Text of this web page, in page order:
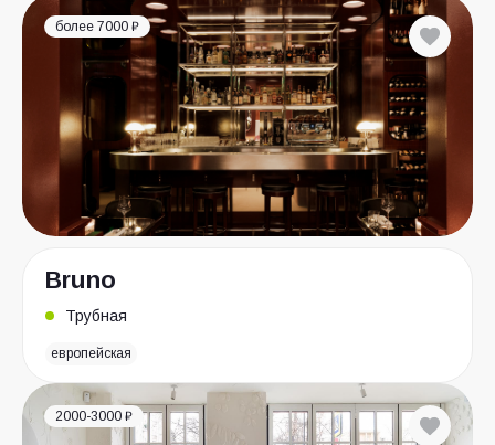
более 7000 ₽
Bruno
Трубная
европейская
2000-3000 ₽